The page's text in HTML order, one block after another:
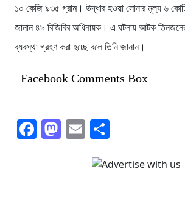
১০ কেজি ৯৩৫ গ্রাম। উদ্ধার হওয়া সোনার মূল্য ৬
জানান ৪৯ বিজিবির অধিনায়ক। এ ঘটনায় আটক
ব্যবস্থা গ্রহণ করা হচ্ছে বলে তিনি জানান।
Facebook Comments Box
Facebook
Mastodon
Email